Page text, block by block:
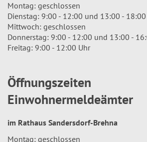
Montag: geschlossen
Dienstag: 9:00 - 12:00 und 13:00 -
Mittwoch: geschlossen
Donnerstag: 9:00 - 12:00 und 13:00 -
Freitag: 9:00 - 12:00 Uhr
Öffnungszeiten
Einwohnermeldeämter
im Rathaus Sandersdorf-Brehna
Montag: geschlossen